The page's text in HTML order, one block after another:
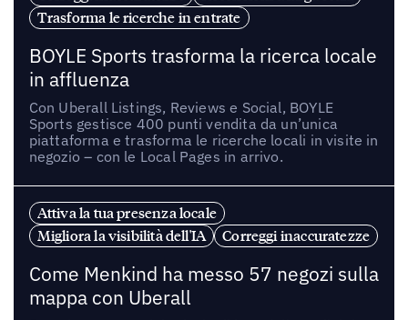
Trasforma le ricerche in entrate
BOYLE Sports trasforma la ricerca locale
in affluenza
Con Uberall Listings, Reviews e Social, BOYLE
Sports gestisce 400 punti vendita da un’unica
piattaforma e trasforma le ricerche locali in visite in
negozio – con le Local Pages in arrivo.
Attiva la tua presenza locale
Migliora la visibilità dell'IA
Correggi inaccuratezze
Come Menkind ha messo 57 negozi sulla
mappa con Uberall